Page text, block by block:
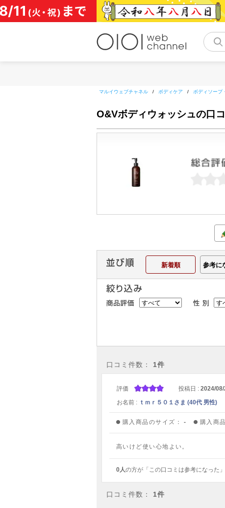
コ
ン
テ
マルイウェブチャネル / ボディケア / ボディソープ
O&Vボディウォッシュの口
新着順 参考に
口コミ件数： 1件
評価 投稿日 : 2024/
お名前 : ｔｍｒ５０１さま (40代 男性)
購入商品のサイズ： - 購入商
高いけど使い心地よい。
0人の方が「この口コミは参考になった
口コミ件数： 1件